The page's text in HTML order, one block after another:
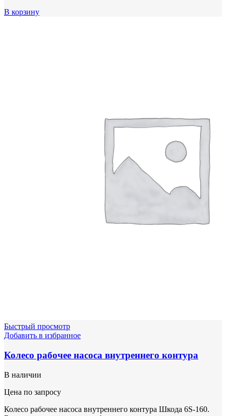
В корзину
Быстрый просмотр
Добавить в избранное
Колесо рабочее насоса внутреннего контура
В наличии
Цена по запросу
Колесо рабочее насоса внутреннего контура Шкода 6S-160.